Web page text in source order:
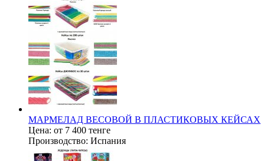
МАРМЕЛАД ВЕСОВОЙ В ПЛАСТИКОВЫХ КЕЙСАХ
Цена: от 7 400 тенге
Производство: Испания